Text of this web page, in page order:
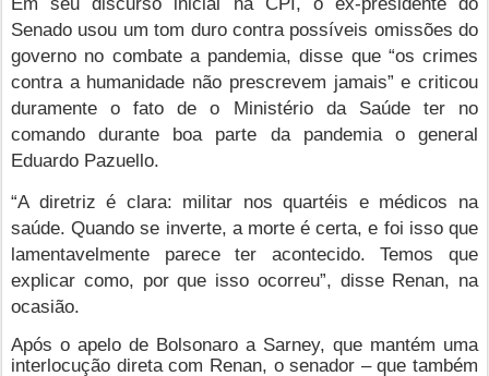
Senado usou um tom duro contra possíveis omissões do
governo no combate a pandemia, disse que “os crimes
contra a humanidade não prescrevem jamais” e criticou
duramente o fato de o Ministério da Saúde ter no
comando durante boa parte da pandemia o general
Eduardo Pazuello.
“A diretriz é clara: militar nos quartéis e médicos na
saúde. Quando se inverte, a morte é certa, e foi isso que
lamentavelmente parece ter acontecido. Temos que
explicar como, por que isso ocorreu”, disse Renan, na
ocasião.
Após o apelo de Bolsonaro a Sarney, que mantém uma
interlocução direta com Renan, o senador – que também